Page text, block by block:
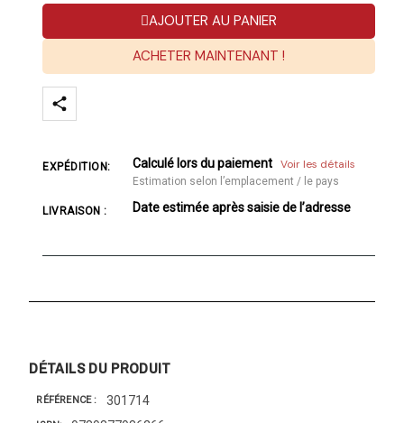
AJOUTER AU PANIER
ACHETER MAINTENANT !
EXPÉDITION: Calculé lors du paiement Voir les détails
Estimation selon l’emplacement / le pays
LIVRAISON : Date estimée après saisie de l’adresse
DÉTAILS DU PRODUIT
RÉFÉRENCE 301714